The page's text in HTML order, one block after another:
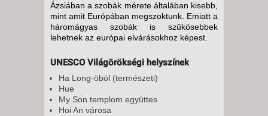
Ázsiában a szobák mérete általában kisebb,
mint amit Európában megszoktunk. Emiatt a
háromágyas szobák is szűkösebbek
lehetnek az európai elvárásokhoz képest.
UNESCO Világörökségi helyszínek
Ha Long-öböl (természeti)
Hue
My Son templom együttes
Hoi An városa